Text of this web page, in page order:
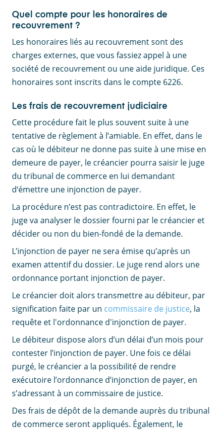
Quel compte pour les honoraires de
recouvrement ?
Les honoraires liés au recouvrement sont des
charges externes, que vous fassiez appel à une
société de recouvrement ou une aide juridique. Ces
honoraires sont inscrits dans le compte 6226.
Les frais de recouvrement judiciaire
Cette procédure fait le plus souvent suite à une
tentative de règlement à l’amiable. En effet, dans le
cas où le débiteur ne donne pas suite à une mise en
demeure de payer, le créancier pourra saisir le juge
du tribunal de commerce en lui demandant
d‘émettre une injonction de payer.
La procédure n’est pas contradictoire. En effet, le
juge va analyser le dossier fourni par le créancier et
décider ou non du bien-fondé de la demande.
L’injonction de payer ne sera émise qu’après un
examen attentif du dossier. Le juge rend alors une
ordonnance portant injonction de payer.
Le créancier doit alors transmettre au débiteur, par
signification faite par un commissaire de justice, la
requête et l'ordonnance d'injonction de payer.
Le débiteur dispose alors d’un délai d’un mois pour
contester l’injonction de payer. Une fois ce délai
purgé, le créancier a la possibilité de rendre
exécutoire l’ordonnance d’injonction de payer, en
s’adressant à un commissaire de justice.
Des frais de dépôt de la demande auprès du tribunal
de commerce seront appliqués. Également, le